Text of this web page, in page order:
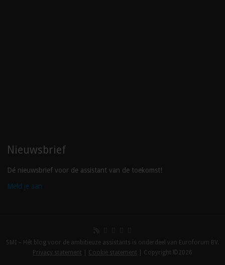
Nieuwsbrief
Dé nieuwsbrief voor de assistant van de toekomst!
Meld je aan
SMI – Hét blog voor de ambitieuze assistants is onderdeel van Euroforum BV.
Privacy statement
Cookie statement | Copyright ©2026